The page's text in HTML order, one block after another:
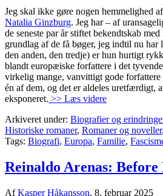
Jeg skal ikke gøre nogen hemmelighed
Natalia Ginzburg. Jeg har – af
de seneste par år stiftet bekendtskab
grundlag af de få bøger, jeg indtil nu har
den anden, den tredje) er hun hurtigt
blandt europæiske forfattere i det
virkelig mange, vanvittigt gode
én af dem, og det er aldeles uretfærdigt,
eksponeret. >> Læs videre
Arkiveret under: Biografier og
Historiske romaner, Romaner og noveller,
Tags: Biografi, Europa, Familie,
Reinaldo Arenas:
AfKasper Håkansson, 8. februar 2025